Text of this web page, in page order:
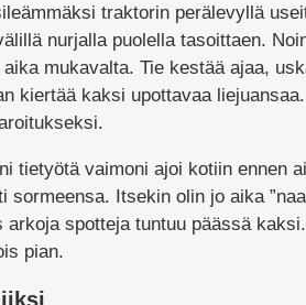
traktorin perälevyllä
nurjalla puolella tasoittaen.
mukavalta. Tie kestää ajaa,
kiertää kaksi upottavaa
tietyötä vaimoni ajoi kotiin ennen
sormeensa. Itsekin olin jo aika
arkoja spotteja tuntuu päässä
pian.